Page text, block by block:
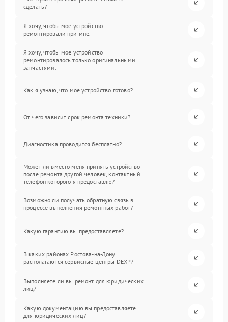
сделать?
Я хочу, чтобы мое устройство
ремонтировали при мне.
Я хочу, чтобы мое устройство
ремонтировалось только оригинальными
запчастями.
Как я узнаю, что мое устройство готово?
От чего зависит срок ремонта техники?
Диагностика проводится бесплатно?
Может ли вместо меня принять устройство
после ремонта другой человек, контактный
телефон которого я предоставлю?
Возможно ли получать обратную связь в
процессе выполнения ремонтных работ?
Какую гарантию вы предоставляете?
В каких районах Ростова-на-Дону
располагаются сервисные центры DEXP?
Выполняете ли вы ремонт для юридических
лиц?
Какую документацию вы предоставляете
для юридических лиц?